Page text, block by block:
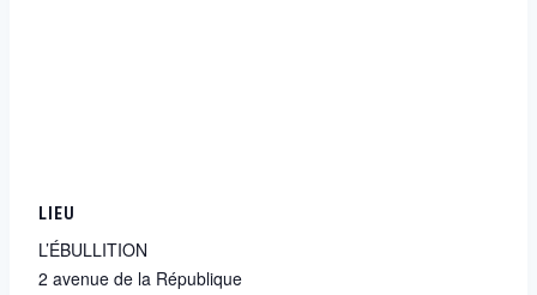
LIEU
L’ÉBULLITION
2 avenue de la République